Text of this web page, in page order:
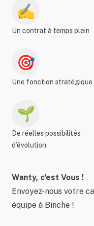
✍️
Un contrat à temps plein
🎯
Une fonction stratégique
🌱
De réelles possibilités
d’évolution
Wanty, c'est Vous !
Envoyez-nous votre
équipe à Binche !